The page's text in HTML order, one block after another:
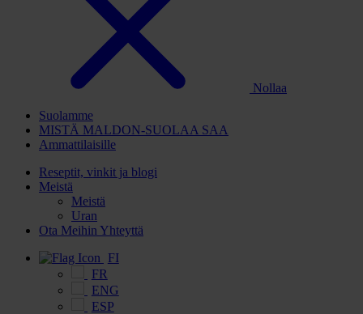
Nollaa
Suolamme
MISTÄ MALDON-SUOLAA SAA
Ammattilaisille
Reseptit, vinkit ja blogi
Meistä
Meistä
Uran
Ota Meihin Yhteyttä
FI
FR
ENG
ESP